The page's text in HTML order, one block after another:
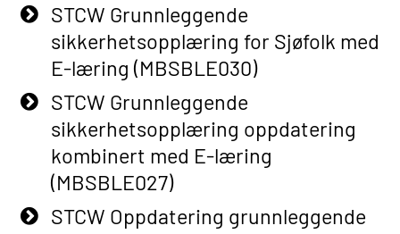
Basic Safety Training – Refresher
Course (English) with E-learning
(OBSBLE048)
Basic Safety Training – Refresher
Course (English) (OBS1063)
Basic Safety Training (English) – with
E-learning (OBSBLE050)
Helikopterevakuering inkl pustelunge
STCW Grunnleggende
sikkerhetsopplæring for Sjøfolk med
E-læring (MBSBLE030)
STCW Grunnleggende
sikkerhetsopplæring oppdatering
kombinert med E-læring
(MBSBLE027)
STCW Oppdatering grunnleggende